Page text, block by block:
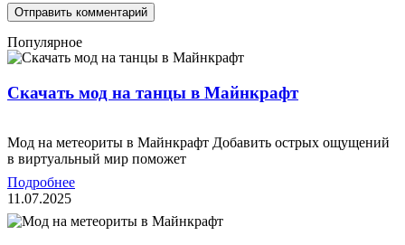
Популярное
Скачать мод на танцы в Майнкрафт
Мод на метеориты в Майнкрафт Добавить острых ощущений
в виртуальный мир поможет
Подробнее
11.07.2025